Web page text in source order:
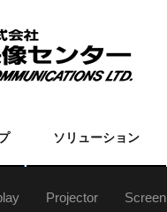
ソリューション
Projector Screen